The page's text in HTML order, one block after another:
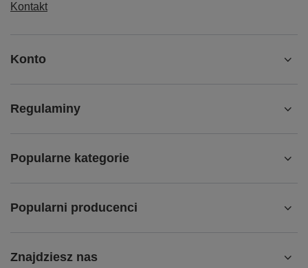
Kontakt
Konto
Regulaminy
Popularne kategorie
Popularni producenci
Znajdziesz nas